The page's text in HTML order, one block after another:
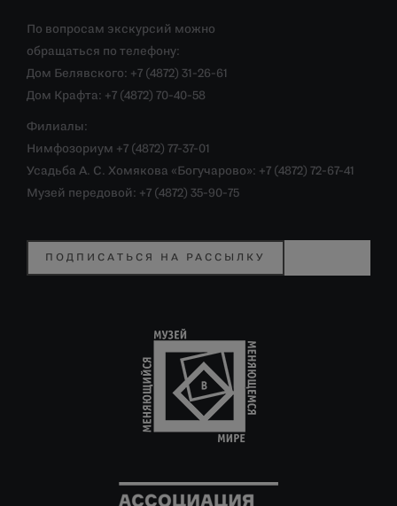
По вопросам экскурсий можно
обращаться по телефону:
Дом Белявского: +7 (4872) 31-26-61
Дом Крафта: +7 (4872) 70-40-58
Филиалы:
Нимфозориум +7 (4872) 77-37-01
Усадьба А. С. Хомякова «Богучарово»: +7 (4872) 72-67-41
Музей передовой: +7 (4872) 35-90-75
ПОДПИСАТЬСЯ НА РАССЫЛКУ